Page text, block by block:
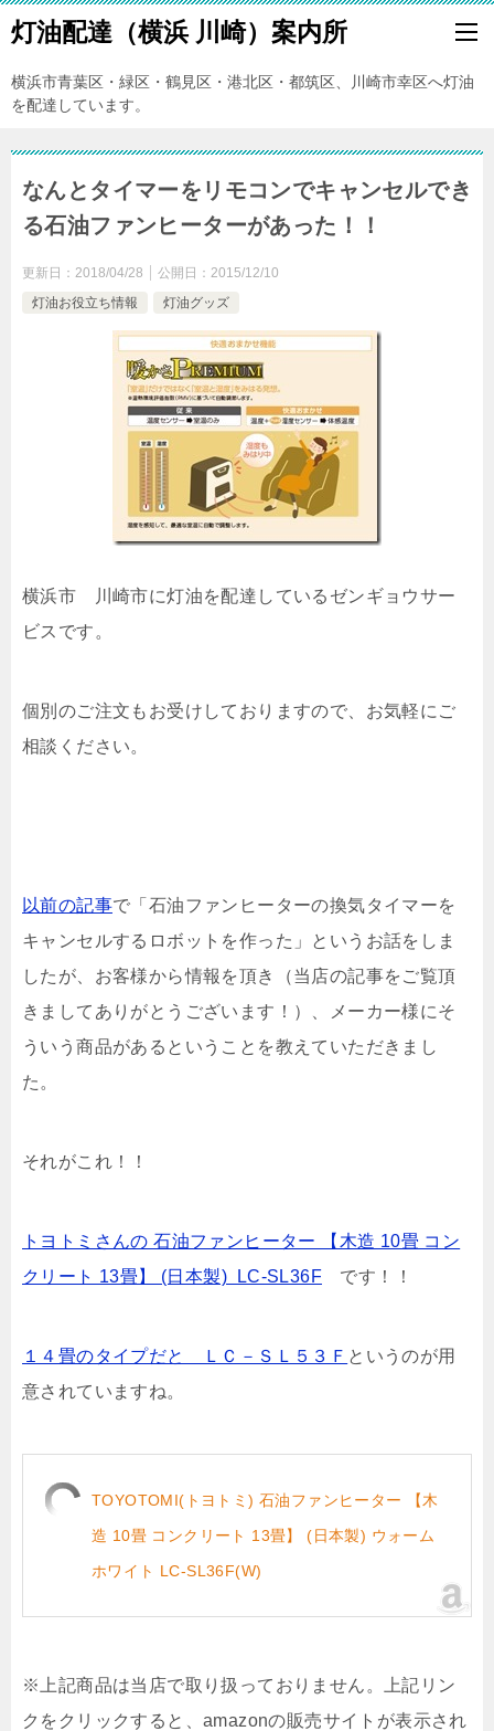
灯油配達（横浜 川崎）案内所
横浜市青葉区・緑区・鶴見区・港北区・都筑区、川崎市幸区へ灯油
を配達しています。
なんとタイマーをリモコンでキャンセルでき
る石油ファンヒーターがあった！！
更新日： 2018/04/28 公開日： 2015/12/10
灯油お役立ち情報
灯油グッズ
横浜市 川崎市に灯油を配達しているゼンギョウサー
ビスです。
個別のご注文もお受けしておりますので、お気軽にご
相談ください。
以前の記事で「石油ファンヒーターの換気タイマーを
キャンセルするロボットを作った」というお話をしま
したが、お客様から情報を頂き（当店の記事をご覧頂
きましてありがとうございます！）、メーカー様にそ
ういう商品があるということを教えていただきまし
た。
それがこれ！！
トヨトミさんの 石油ファンヒーター 【木造 10畳 コン
クリート 13畳】 (日本製) LC-SL36F です！！
１４畳のタイプだと ＬＣ－ＳＬ５３Ｆ というのが用
意されていますね。
TOYOTOMI(トヨトミ) 石油ファンヒーター 【木
造 10畳 コンクリート 13畳】 (日本製) ウォーム
ホワイト LC-SL36F(W)
※上記商品は当店で取り扱っておりません。上記リン
クをクリックすると、amazonの販売サイトが表示され